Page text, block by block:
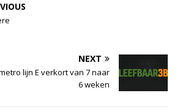
NEXT
lijn E verkort van 7 naar
6 weken